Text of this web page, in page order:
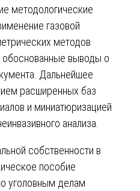
методологические
газовой
методов
обоснованные выводы о
Дальнейшее
расширенных баз
и миниатюризацией
анализа.
собственности в
пособие
уголовным делам